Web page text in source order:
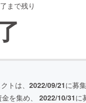
まで残り
トは、 2022/09/21に募
を集め、 2022/10/31に